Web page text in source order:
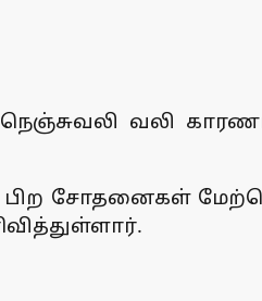
நெஞ்சுவலி வலி
சோதனைகள்